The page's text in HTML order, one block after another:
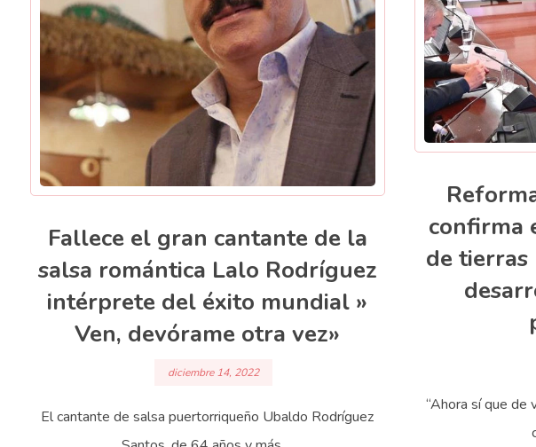
Fallece el gran cantante de la
salsa romántica Lalo Rodríguez
intérprete del éxito mundial »
Ven, devórame otra vez»
diciembre 14, 2022
El cantante de salsa puertorriqueño Ubaldo Rodríguez
confirma
de tierras
“Ahora sí que de